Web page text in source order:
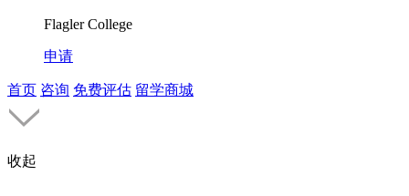
Flagler College
申请
首页 咨询 免费评估 留学商城
收起